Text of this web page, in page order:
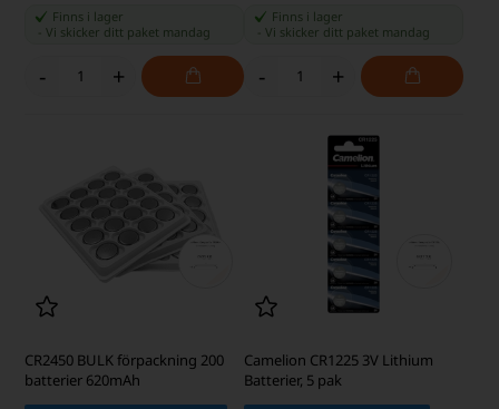
Finns i lager
-Vi skicker ditt paket mandag
- +
Finns i lager
Vi skicker ditt paket mandag
- +
CR2450 BULK förpackning 200
batterier 620mAh
Camelion CR1225 3V Lithium
Batterier, 5 pak